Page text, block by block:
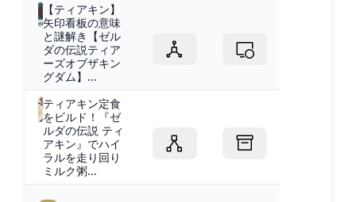
【ティアキン】
矢印看板の意味
と謎解き【ゼル
ダの伝説ティア
ーズオブザキン
グダム】...
ティアキン定食
をビルド！『ゼ
ルダの伝説 ティ
アキン』でハイ
ラルを走り回り
ミルク粥...